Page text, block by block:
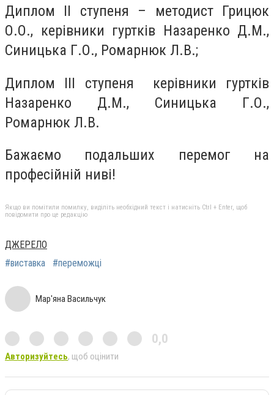
Диплом ІІ ступеня – методист Грицюк
О.О., керівники гуртків Назаренко Д.М.,
Синицька Г.О., Ромарнюк Л.В.;
Диплом ІІІ ступеня керівники гуртків
Назаренко Д.М., Синицька Г.О.,
Ромарнюк Л.В.
Бажаємо подальших перемог на
професійній ниві!
Якщо ви помітили помилку, виділіть необхідний текст і натисніть Ctrl + Enter, щоб
повідомити про це редакцію
ДЖЕРЕЛО
#виставка
#переможці
Мар'яна Васильчук
0,0
Авторизуйтесь, щоб оцінити